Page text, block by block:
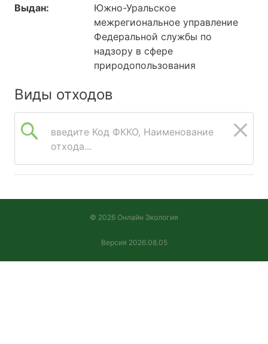
Выдан:
Южно-Уральское
межрегиональное управление
Федеральной службы по
надзору в сфере
природопользования
Виды отходов
введите Код ФККО, Наименование
отхода...
© 2026 Онлайн Экология
Версия 2026.08.05